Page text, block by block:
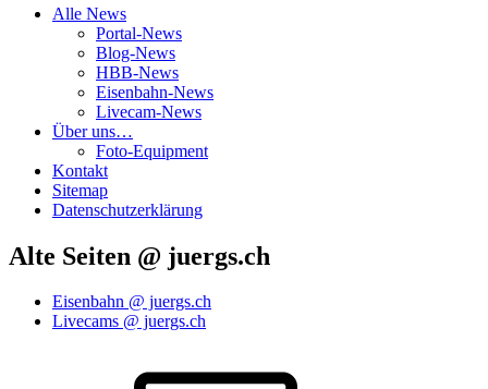
Alle News
Portal-News
Blog-News
HBB-News
Eisenbahn-News
Livecam-News
Über uns…
Foto-Equipment
Kontakt
Sitemap
Datenschutzerklärung
Alte Seiten @ juergs.ch
Eisenbahn @ juergs.ch
Livecams @ juergs.ch